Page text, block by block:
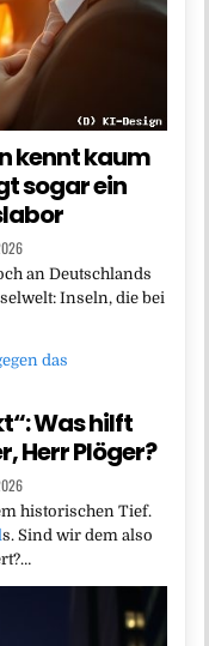
kennt kaum
sogar ein
an Deutschlands
Inseln, die bei
Was hilft
Herr Plöger?
historischen Tief.
s. Sind wir dem also